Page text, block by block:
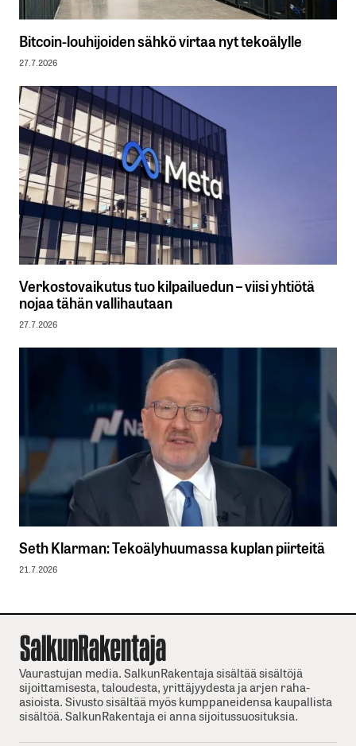
Bitcoin-louhijoiden sähkö virtaa nyt tekoälylle
27.7.2026
Verkostovaikutus tuo kilpailuedun – viisi yhtiötä
nojaa tähän vallihautaan
27.7.2026
Seth Klarman: Tekoälyhuumassa kuplan piirteitä
21.7.2026
Vaurastujan media. SalkunRakentaja sisältää sisältöjä
sijoittamisesta, taloudesta, yrittäjyydesta ja arjen raha-
asioista. Sivusto sisältää myös kumppaneidensa kaupallista
sisältöä. SalkunRakentaja ei anna sijoitussuosituksia.